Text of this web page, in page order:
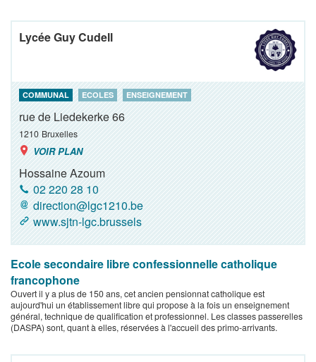
Lycée Guy Cudell
COMMUNAL ECOLES ENSEIGNEMENT
rue de Liedekerke 66
1210 Bruxelles
VOIR PLAN
Hossaine Azoum
02 220 28 10
direction@lgc1210.be
www.sjtn-lgc.brussels
Ecole secondaire libre confessionnelle catholique
francophone
Ouvert il y a plus de 150 ans, cet ancien pensionnat catholique est
aujourd'hui un établissement libre qui propose à la fois un enseignement
général, technique de qualification et professionnel. Les classes passerelles
(DASPA) sont, quant à elles, réservées à l'accueil des primo-arrivants.